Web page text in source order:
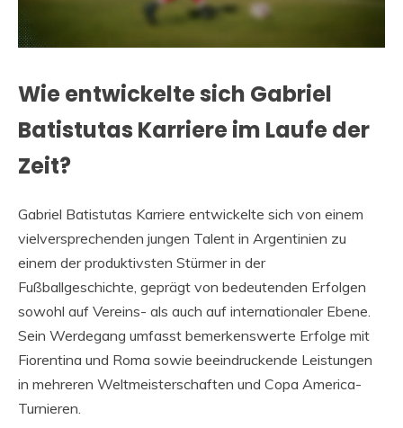
Wie entwickelte sich Gabriel
Batistutas Karriere im Laufe der
Zeit?
Gabriel Batistutas Karriere entwickelte sich von einem
vielversprechenden jungen Talent in Argentinien zu
einem der produktivsten Stürmer in der
Fußballgeschichte, geprägt von bedeutenden Erfolgen
sowohl auf Vereins- als auch auf internationaler Ebene.
Sein Werdegang umfasst bemerkenswerte Erfolge mit
Fiorentina und Roma sowie beeindruckende Leistungen
in mehreren Weltmeisterschaften und Copa America-
Turnieren.